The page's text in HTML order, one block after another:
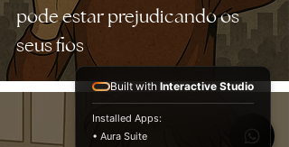
pode estar prejudicando os
seus fios
Built with Interactive Studio
Installed Apps:
• Aura Suite